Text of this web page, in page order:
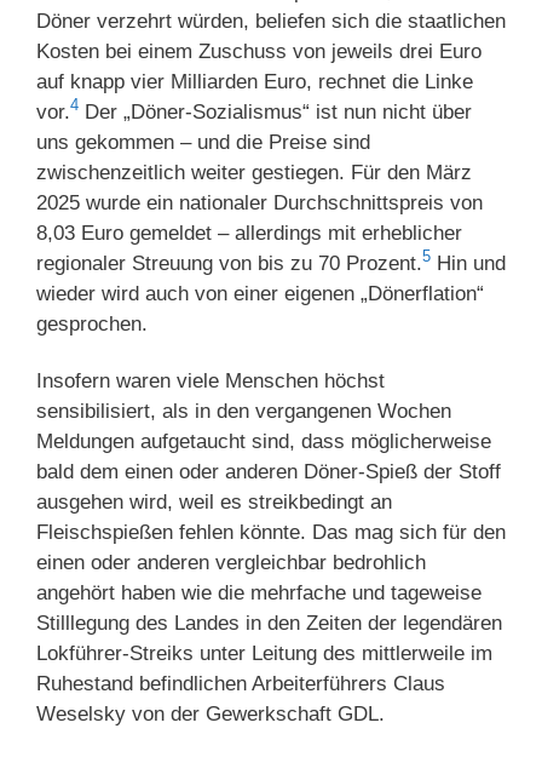
Döner verzehrt würden, beliefen sich die staatlichen
Kosten bei einem Zuschuss von jeweils drei Euro
auf knapp vier Milliarden Euro, rechnet die Linke
vor.4 Der „Döner-Sozialismus“ ist nun nicht über
uns gekommen – und die Preise sind
zwischenzeitlich weiter gestiegen. Für den März
2025 wurde ein nationaler Durchschnittspreis von
8,03 Euro gemeldet – allerdings mit erheblicher
regionaler Streuung von bis zu 70 Prozent.5 Hin und
wieder wird auch von einer eigenen „Dönerflation“
gesprochen.
Insofern waren viele Menschen höchst
sensibilisiert, als in den vergangenen Wochen
Meldungen aufgetaucht sind, dass möglicherweise
bald dem einen oder anderen Döner-Spieß der Stoff
ausgehen wird, weil es streikbedingt an
Fleischspießen fehlen könnte. Das mag sich für den
einen oder anderen vergleichbar bedrohlich
angehört haben wie die mehrfache und tageweise
Stilllegung des Landes in den Zeiten der legendären
Lokführer-Streiks unter Leitung des mittlerweile im
Ruhestand befindlichen Arbeiterführers Claus
Weselsky von der Gewerkschaft GDL.